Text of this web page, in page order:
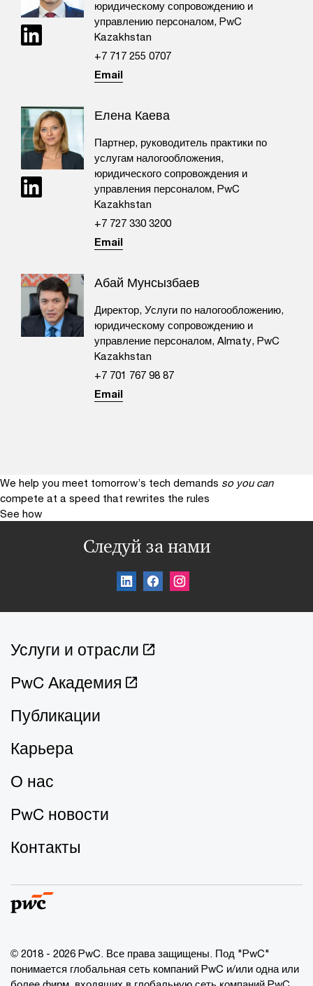
юридическому сопровождению и
управлению персоналом, PwC
Kazakhstan
+7 717 255 0707​
Email
Елена Каева
Партнер, руководитель практики по
услугам налогообложения,
юридического сопровождения и
управления персоналом, PwC
Kazakhstan
+7 727 330 3200
Email
Абай Мунсызбаев
Директор, Услуги по налогообложению,
юридическому сопровождению и
управление персоналом, Almaty, PwC
Kazakhstan
+7 701 767 98 87
Email
We help you meet tomorrow’s tech demands so you can
compete at a speed that rewrites the rules
See how
Следуй за нами
Услуги и отрасли
PwC Академия
Публикации
Карьера
О нас
PwC новости
Контакты
© 2018 - 2026 PwC. Все права защищены. Под "PwC"
понимается глобальная сеть компаний PwC и/или одна или